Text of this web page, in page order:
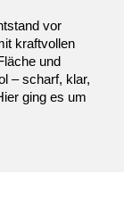
vor
kraftvollen
und
– scharf, klar,
ging es um